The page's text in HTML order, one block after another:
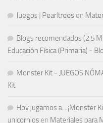
Juegos | Pearltrees en
Blogs recomendados (2.5
Educación Física (Primaria) -
Monster Kit - JUEGOS
Kit
Hoy jugamos a... ¡Monster
unicornios en Materiales para